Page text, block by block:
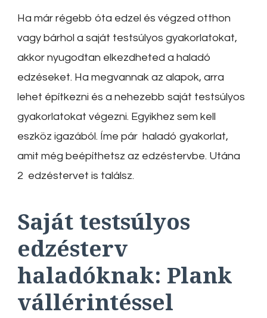
Ha már régebb óta edzel és végzed otthon
vagy bárhol a saját testsúlyos gyakorlatokat,
akkor nyugodtan elkezdheted a haladó
edzéseket. Ha megvannak az alapok, arra
lehet építkezni és a nehezebb saját testsúlyos
gyakorlatokat végezni. Egyikhez sem kell
eszköz igazából. Íme pár haladó gyakorlat,
amit még beépíthetsz az edzéstervbe. Utána
2 edzéstervet is találsz.
Saját testsúlyos
edzésterv
haladóknak: Plank
vállérintéssel